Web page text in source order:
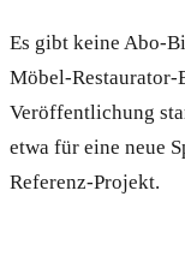
Es gibt keine Abo-
Möbel-Restaurator-
Veröffentlichung
etwa für eine neue
Referenz-Projekt.